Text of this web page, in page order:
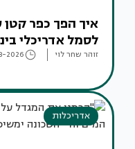
איך הפך כפר קטן
לסמל אדריכלי
זוהר שחר לוי 2026
אדריכלות